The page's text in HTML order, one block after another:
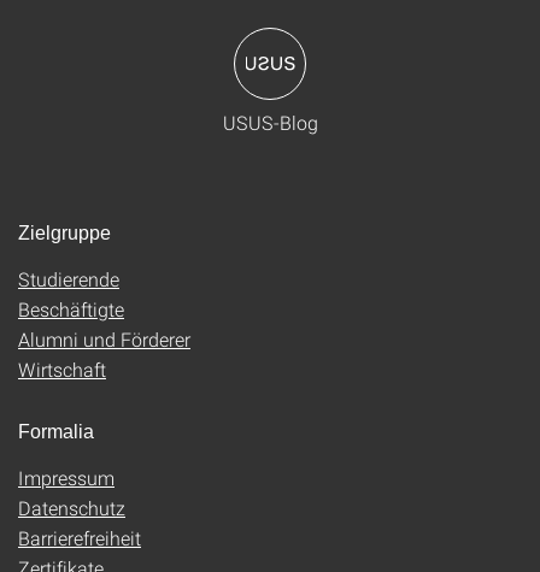
USUS-Blog
Zielgruppe
Studierende
Beschäftigte
Alumni und Förderer
Wirtschaft
Formalia
Impressum
Datenschutz
Barrierefreiheit